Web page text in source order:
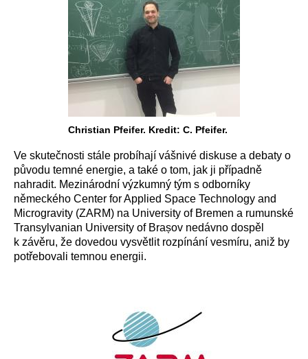
Christian Pfeifer. Kredit: C. Pfeifer.
Ve skutečnosti stále probíhají vášnivé diskuse a debaty o
původu temné energie, a také o tom, jak ji případně
nahradit. Mezinárodní výzkumný tým s odborníky
německého Center for Applied Space Technology and
Microgravity (ZARM) na University of Bremen a rumunské
Transylvanian University of Brașov nedávno dospěl
k závěru, že dovedou vysvětlit rozpínání vesmíru, aniž by
potřebovali temnou energii.